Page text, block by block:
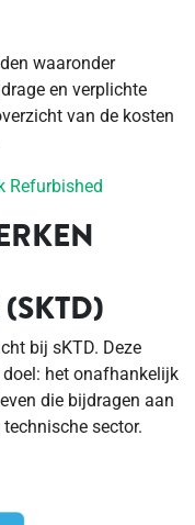
waaronder
en verplichte
van de kosten
Refurbished
bij sKTD. Deze
het onafhankelijk
die bijdragen aan
sector.